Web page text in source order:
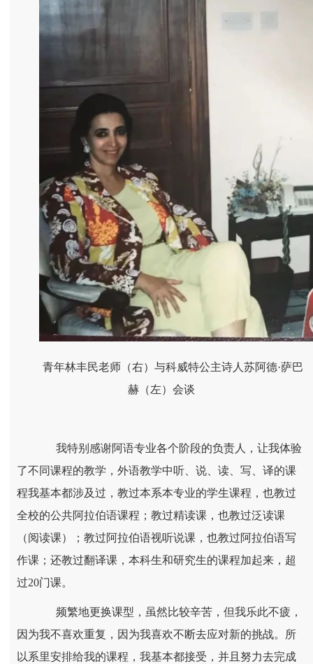
青年林丰民老师（右）与科威特公主诗人苏阿德·萨巴
赫（左）会谈
我特别感谢阿语专业各个阶段的负责人，让我体验
了不同课程的教学，外语教学中听、说、读、写、译的课
程我基本都涉及过，教过本系本专业的学生课程，也教过
全校的公共阿拉伯语课程；教过精读课，也教过泛读课
（阅读课）；教过阿拉伯语视听说课，也教过阿拉伯语写
作课；还教过翻译课，本科生和研究生的课程加起来，超
过20门课。
频繁地更换课型，虽然比较辛苦，但我乐此不疲，
因为我不喜欢重复，因为我喜欢不断去应对新的挑战。所
以系里安排给我的课程，我基本都接受，并且努力去完成